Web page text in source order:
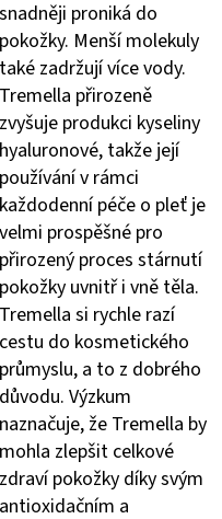
snadněji proniká do
pokožky. Menší molekuly
také zadržují více vody.
Tremella přirozeně
zvyšuje produkci kyseliny
hyaluronové, takže její
používání v rámci
každodenní péče o pleť je
velmi prospěšné pro
přirozený proces stárnutí
pokožky uvnitř i vně těla.
Tremella si rychle razí
cestu do kosmetického
průmyslu, a to z dobrého
důvodu. Výzkum
naznačuje, že Tremella by
mohla zlepšit celkové
zdraví pokožky díky svým
antioxidačním a